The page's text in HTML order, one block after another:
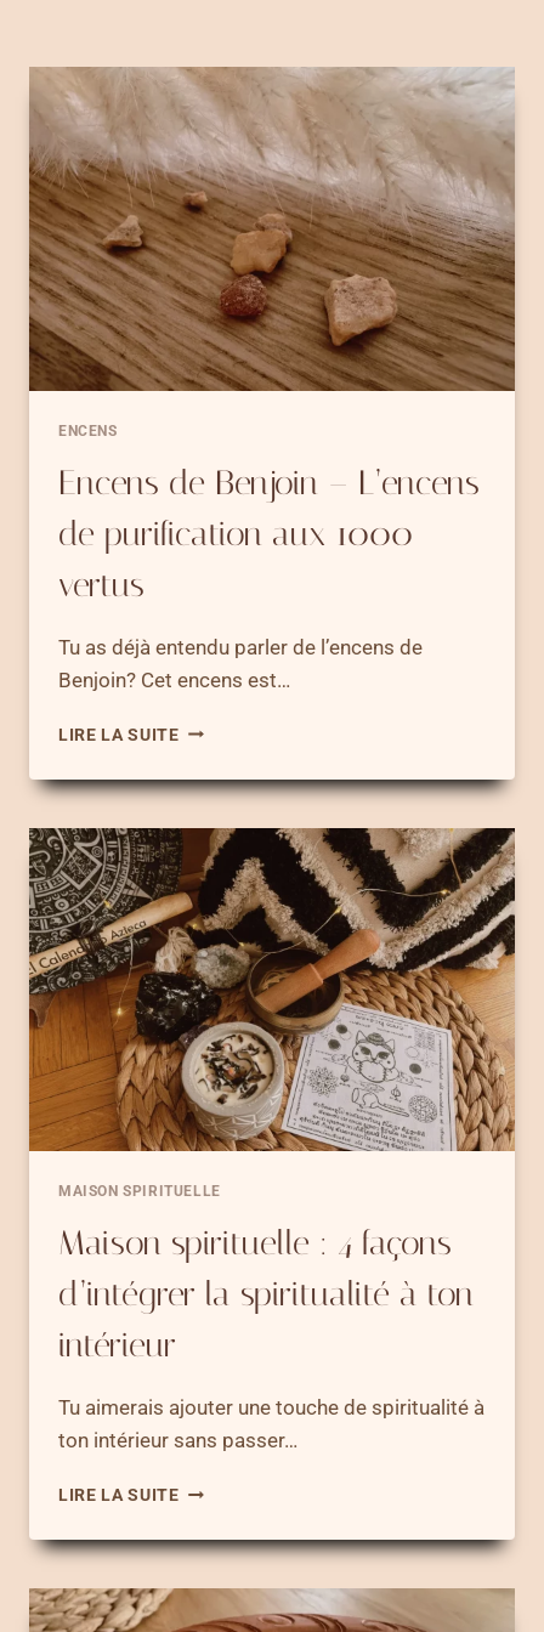
ENCENS
Encens de Benjoin – L’encens
de purification aux 1000
vertus
Tu as déjà entendu parler de l’encens de
Benjoin? Cet encens est…
LIRE LA SUITEENCENS
BENJOIN
L’ENCENS
DE
PURIFICATION
AUX
1000
VERTUS
MAISON SPIRITUELLE
Maison spirituelle : 4 façons
d’intégrer la spiritualité à ton
intérieur
Tu aimerais ajouter une touche de spiritualité à
ton intérieur sans passer…
LIRE LA SUITEMAISON
:
FAÇONS
D’INTÉGRER